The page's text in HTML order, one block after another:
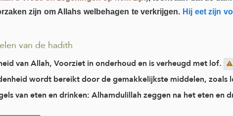
zijn om Allahs welbehagen te verkrijgen. Hij eet zijn
van de hadith
van Allah, Voorziet in onderhoud en is verheugd met lof.
wordt bereikt door de gemakkelijkste middelen, zoals
van eten en drinken: Alhamdulillah zeggen na het eten en